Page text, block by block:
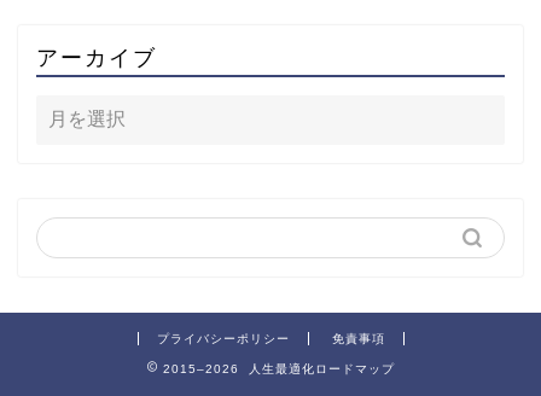
アーカイブ
プライバシーポリシー 免責事項
2015–2026 人生最適化ロードマップ